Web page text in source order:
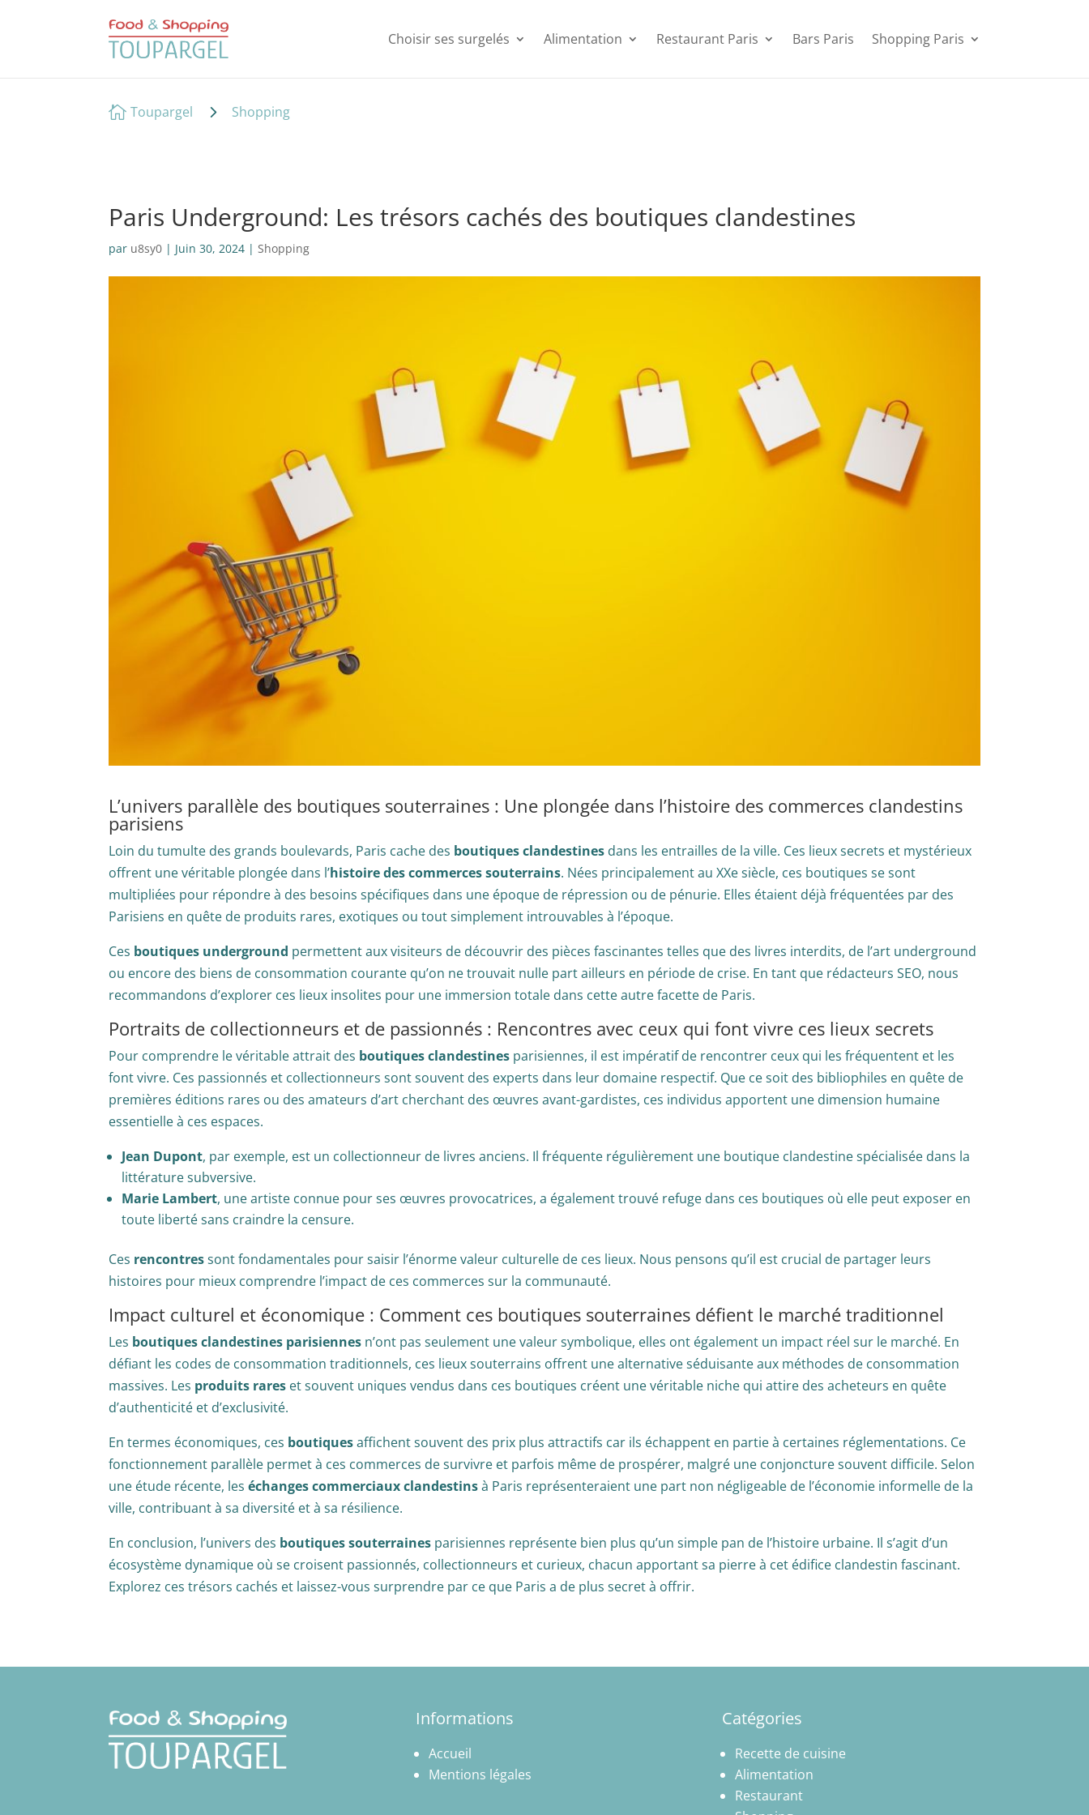
Choisir ses surgelés Alimentation Restaurant Paris Bars Paris Shopping Paris
 Toupargel 5 Shopping
Paris Underground: Les trésors cachés des boutiques clandestines
par u8sy0 | Juin 30, 2024 |Shopping
L’univers parallèle des boutiques souterraines : Une plongée dans l’histoire des commerces clandestins
parisiens
Loin du tumulte des grands boulevards, Paris cache des boutiques clandestines dans les entrailles de la ville. Ces lieux secrets et mystérieux
offrent une véritable plongée dans l’histoire des commerces souterrains. Nées principalement au XXe siècle, ces boutiques se sont
multipliées pour répondre à des besoins spécifiques dans une époque de répression ou de pénurie. Elles étaient déjà fréquentées par des
Parisiens en quête de produits rares, exotiques ou tout simplement introuvables à l’époque.
Ces boutiques underground permettent aux visiteurs de découvrir des pièces fascinantes telles que des livres interdits, de l’art underground
ou encore des biens de consommation courante qu’on ne trouvait nulle part ailleurs en période de crise. En tant que rédacteurs SEO, nous
recommandons d’explorer ces lieux insolites pour une immersion totale dans cette autre facette de Paris.
Portraits de collectionneurs et de passionnés : Rencontres avec ceux qui font vivre ces lieux secrets
Pour comprendre le véritable attrait des boutiques clandestines parisiennes, il est impératif de rencontrer ceux qui les fréquentent et les
font vivre. Ces passionnés et collectionneurs sont souvent des experts dans leur domaine respectif. Que ce soit des bibliophiles en quête de
premières éditions rares ou des amateurs d’art cherchant des œuvres avant-gardistes, ces individus apportent une dimension humaine
essentielle à ces espaces.
Jean Dupont, par exemple, est un collectionneur de livres anciens. Il fréquente régulièrement une boutique clandestine spécialisée dans la
littérature subversive.
Marie Lambert, une artiste connue pour ses œuvres provocatrices, a également trouvé refuge dans ces boutiques où elle peut exposer en
toute liberté sans craindre la censure.
Ces rencontressont fondamentales pour saisir l’énorme valeur culturelle de ces lieux. Nous pensons qu’il est crucial de partager leurs
histoires pour mieux comprendre l’impact de ces commerces sur la communauté.
Impact culturel et économique : Comment ces boutiques souterraines défient le marché traditionnel
Les boutiques clandestines parisiennes n’ont pas seulement une valeur symbolique, elles ont également un impact réel sur le marché. En
défiant les codes de consommation traditionnels, ces lieux souterrains offrent une alternative séduisante aux méthodes de consommation
massives. Les produits rares et souvent uniques vendus dans ces boutiques créent une véritable niche qui attire des acheteurs en quête
d’authenticité et d’exclusivité.
En termes économiques, ces boutiquesaffichent souvent des prix plus attractifs car ils échappent en partie à certaines réglementations. Ce
fonctionnement parallèle permet à ces commerces de survivre et parfois même de prospérer, malgré une conjoncture souvent difficile. Selon
une étude récente, leséchanges commerciaux clandestinsà Paris représenteraient une part non négligeable de l’économie informelle de la
ville, contribuant à sa diversité et à sa résilience.
En conclusion, l’univers des boutiques souterraines parisiennes représente bien plus qu’un simple pan de l’histoire urbaine. Il s’agit d’un
écosystème dynamique où se croisent passionnés, collectionneurs et curieux, chacun apportant sa pierre à cet édifice clandestin fascinant.
Explorez ces trésors cachés et laissez-vous surprendre par ce que Paris a de plus secret à offrir.
Informations
Accueil
Mentions légales
Catégories
Recette de cuisine
Alimentation
Restaurant